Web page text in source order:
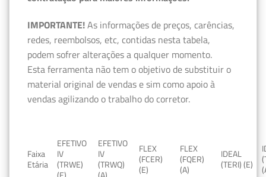
IMPORTANTE!As informações de preços, carências,
redes, reembolsos, etc, contidas nesta tabela,
podem sofrer alterações a qualquer momento.
Esta ferramenta não tem o objetivo de substituir o
material original de vendas e sim como apoio à
vendas agilizando o trabalho do corretor.
Faixa
Etária
EFETIVO
IV
(TRWE)
EFETIVO
IV
(TRWQ)
FLEX
(FCER)
(E)
FLEX
(FQER)
(A)
IDEAL
(TERI) (E)